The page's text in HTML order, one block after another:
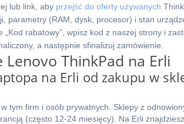
lub link, aby przejść do oferty używanych
parametry (RAM, dysk, procesor) i stan
„Kod rabatowy”, wpisz kod z naszej strony i
a następnie sfinalizuj zamówienie.
ThinkPad na Erli
na Erli od zakupu w
tym firm i osób prywatnych. Sklepy z
(często 12-24 miesięcy). Na Erli